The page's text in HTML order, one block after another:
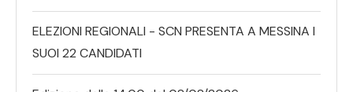
ELEZIONI REGIONALI - SCN PRESENTA A MESSINA I
SUOI 22 CANDIDATI